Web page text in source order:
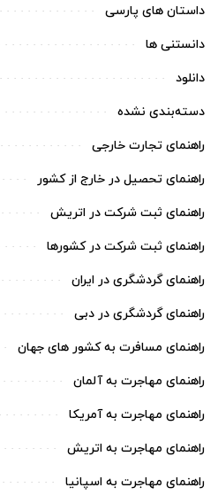
داستان های پارسی
دانستنی ها
دانلود
دسته‌بندی نشده
راهنمای تجارت خارجی
راهنمای تحصیل در خارج از کشور
راهنمای ثبت شرکت در اتریش
راهنمای ثبت شرکت در کشورها
راهنمای گردشگری در ایران
راهنمای گردشگری در دبی
راهنمای مسافرت به کشور های جهان
راهنمای مهاجرت به آلمان
راهنمای مهاجرت به آمریکا
راهنمای مهاجرت به اتریش
راهنمای مهاجرت به اسپانیا